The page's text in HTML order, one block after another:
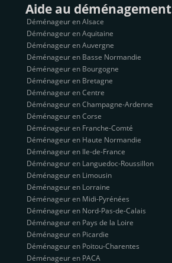
Aide au déménagement
Déménageur en Alsace
Déménageur en Aquitaine
Déménageur en Auvergne
Déménageur en Basse Normandie
Déménageur en Bourgogne
Déménageur en Bretagne
Déménageur en Centre
Déménageur en Champagne-Ardenne
Déménageur en Corse
Déménageur en Franche-Comté
Déménageur en Haute Normandie
Déménageur en Ile-de-France
Déménageur en Languedoc-Roussillon
Déménageur en Limousin
Déménageur en Lorraine
Déménageur en Midi-Pyrénées
Déménageur en Nord-Pas-de-Calais
Déménageur en Pays de la Loire
Déménageur en Picardie
Déménageur en Poitou-Charentes
Déménageur en PACA